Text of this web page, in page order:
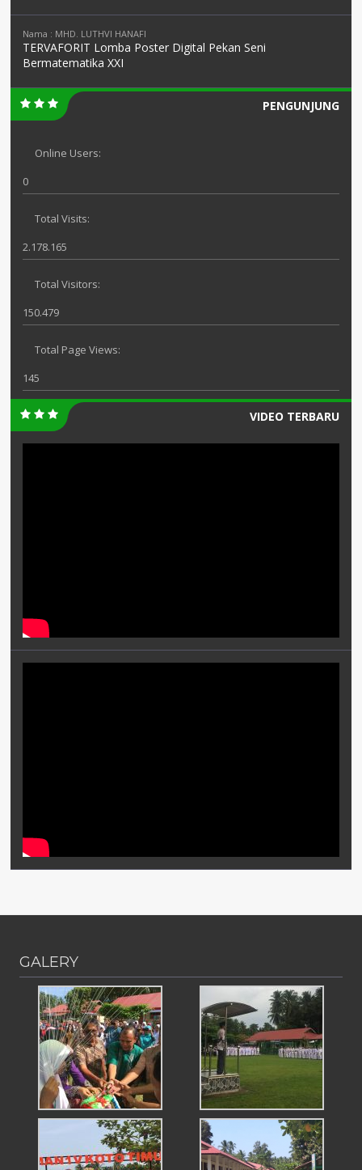
Nama : MHD. LUTHVI HANAFI
TERVAFORIT Lomba Poster Digital Pekan Seni
Bermatematika XXI
PENGUNJUNG
Online Users:
0
Total Visits:
2.178.165
Total Visitors:
150.479
Total Page Views:
145
VIDEO TERBARU
GALERY